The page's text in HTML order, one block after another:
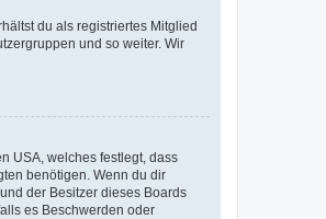
du als registriertes Mitglied
und so weiter. Wir
USA, welches festlegt, dass
benötigen. Wenn du dir
der Besitzer dieses Boards
es Beschwerden oder